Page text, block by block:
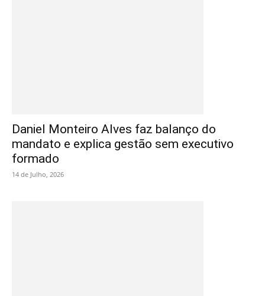
Daniel Monteiro Alves faz balanço do
mandato e explica gestão sem executivo
formado
14 de Julho, 2026